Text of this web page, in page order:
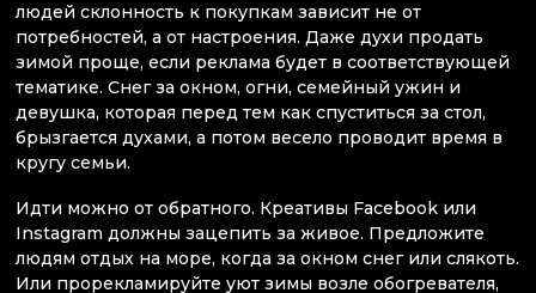
людей склонность к покупкам зависит не от
потребностей, а от настроения. Даже духи продать
зимой проще, если реклама будет в соответствующей
тематике. Снег за окном, огни, семейный ужин и
девушка, которая перед тем как спуститься за стол,
брызгается духами, а потом весело проводит время в
кругу семьи.
Идти можно от обратного. Креативы Facebook или
Instagram должны зацепить за живое. Предложите
людям отдых на море, когда за окном снег или слякоть.
Или прорекламируйте уют зимы возле обогревателя,